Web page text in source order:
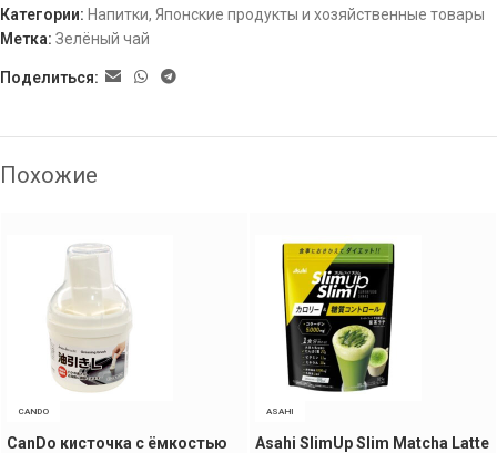
Категории: Напитки, Японские продукты и хозяйственные товары
Метка: Зелёный чай
Поделиться:
Похожие
CANDO
CanDo кисточка с ёмкостью
ASAHI
Asahi SlimUp Slim Matcha Latte